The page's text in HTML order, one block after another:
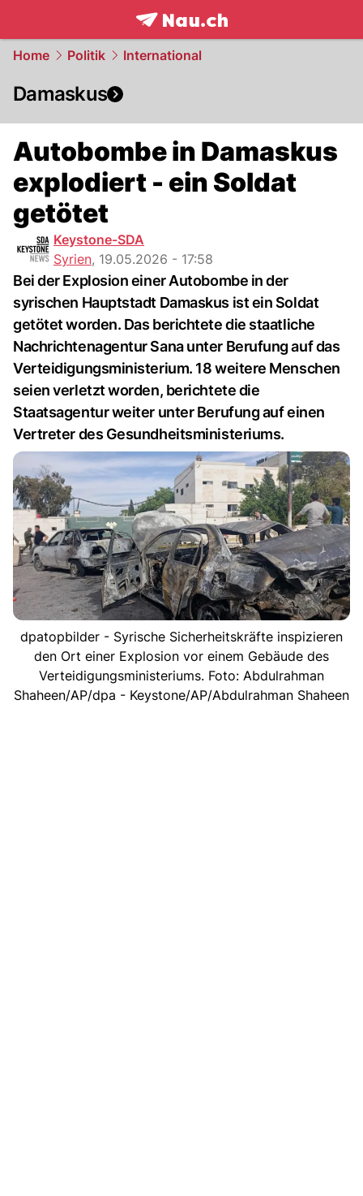
frontpage.NAU.ch
Home Politik International
Damaskus
Autobombe in Damaskus
explodiert - ein Soldat
getötet
Keystone-SDA
Syrien, 19.05.2026 - 17:58
Bei der Explosion einer Autobombe in der
syrischen Hauptstadt Damaskus ist ein Soldat
getötet worden. Das berichtete die staatliche
Nachrichtenagentur Sana unter Berufung auf das
Verteidigungsministerium. 18 weitere Menschen
seien verletzt worden, berichtete die
Staatsagentur weiter unter Berufung auf einen
Vertreter des Gesundheitsministeriums.
dpatopbilder - Syrische Sicherheitskräfte inspizieren
den Ort einer Explosion vor einem Gebäude des
Verteidigungsministeriums. Foto: Abdulrahman
Shaheen/AP/dpa - Keystone/AP/Abdulrahman Shaheen